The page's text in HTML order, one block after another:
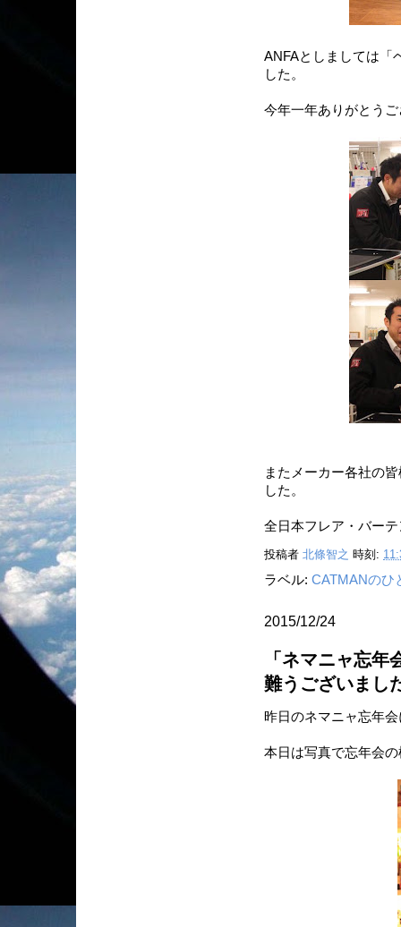
ANFAとしましては「
した。
今年一年ありがとう
またメーカー各社の
した。
全日本フレア・バー
投稿者 北條智之 時刻:
ラベル: CATMANのひ
2015/12/24
「ネマニャ忘
難うございまし
昨日のネマニャ忘年
本日は写真で忘年会